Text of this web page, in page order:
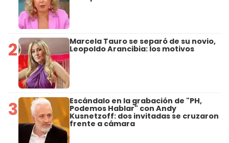
2 Marcela Tauro se separó de su novio,
Leopoldo Arancibia: los motivos
3 Escándalo en la grabación de "PH,
Podemos Hablar" con Andy
Kusnetzoff: dos invitadas se cruzaron
frente a cámara